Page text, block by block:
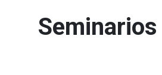
Seminarios